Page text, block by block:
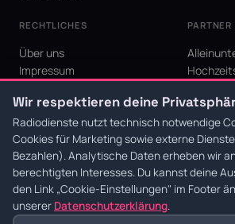
RECHTLICHES
Über uns
Impressum
AGB
Cookie-Einstellungen
PARTNER
Krefeld
© 2026 Radiodienste. Alle Rechte
Impressum
Wir respektieren deine
Radiodienste nutzt technisch notwendige
Cookies für Marketing sowie externe Dienste
Bezahlen). Analytische Daten erheben wir
berechtigten Interesses. Du kannst deine
den Link „Cookie-Einstellungen" im Footer
unserer Datenschutzerklärung.